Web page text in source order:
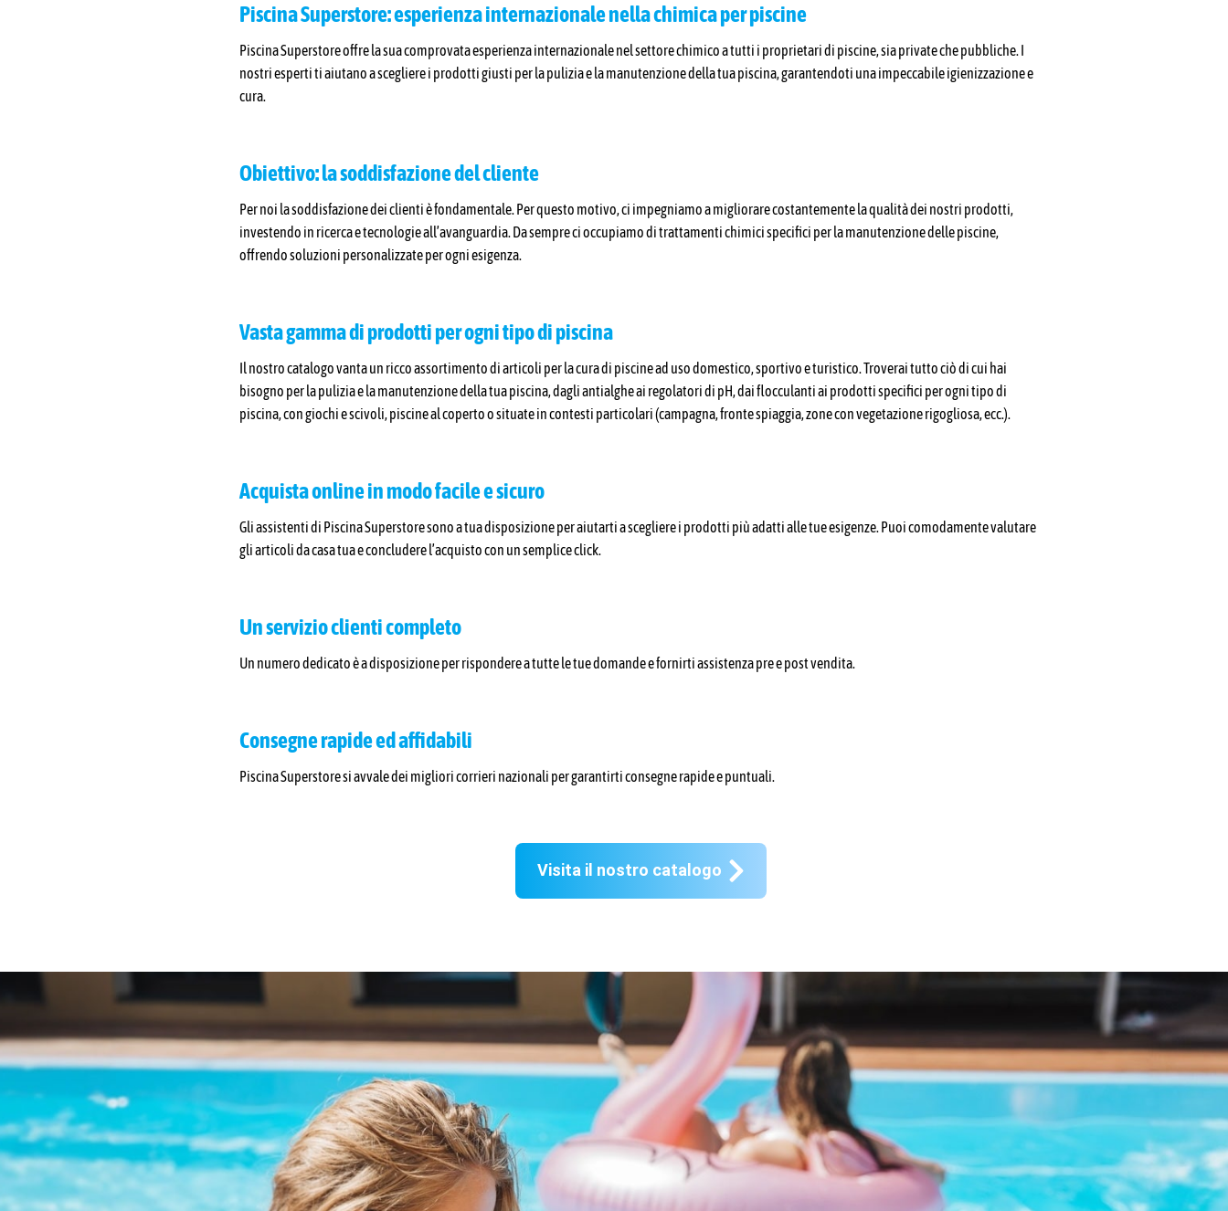
Piscina Superstore: esperienza internazionale nella chimica per piscine
Piscina Superstore offre la sua comprovata esperienza internazionale nel settore chimico a tutti i proprietari di piscine, sia private che pubbliche. I
nostri esperti ti aiutano a scegliere i prodotti giusti per la pulizia e la manutenzione della tua piscina, garantendoti una impeccabile igienizzazione e
cura.
Obiettivo: la soddisfazione del cliente
Per noi la soddisfazione dei clienti è fondamentale. Per questo motivo, ci impegniamo a migliorare costantemente la qualità dei nostri prodotti,
investendo in ricerca e tecnologie all’avanguardia. Da sempre ci occupiamo di trattamenti chimici specifici per la manutenzione delle piscine,
offrendo soluzioni personalizzate per ogni esigenza.
Vasta gamma di prodotti per ogni tipo di piscina
Il nostro catalogo vanta un ricco assortimento di articoli per la cura di piscine ad uso domestico, sportivo e turistico. Troverai tutto ciò di cui hai
bisogno per la pulizia e la manutenzione della tua piscina, dagli antialghe ai regolatori di pH, dai flocculanti ai prodotti specifici per ogni tipo di
piscina, con giochi e scivoli, piscine al coperto o situate in contesti particolari (campagna, fronte spiaggia, zone con vegetazione rigogliosa, ecc.).
Acquista online in modo facile e sicuro
Gli assistenti di Piscina Superstore sono a tua disposizione per aiutarti a scegliere i prodotti più adatti alle tue esigenze. Puoi comodamente valutare
gli articoli da casa tua e concludere l’acquisto con un semplice click.
Un servizio clienti completo
Un numero dedicato è a disposizione per rispondere a tutte le tue domande e fornirti assistenza pre e post vendita.
Consegne rapide ed affidabili
Piscina Superstore si avvale dei migliori corrieri nazionali per garantirti consegne rapide e puntuali.
Visita il nostro catalogo